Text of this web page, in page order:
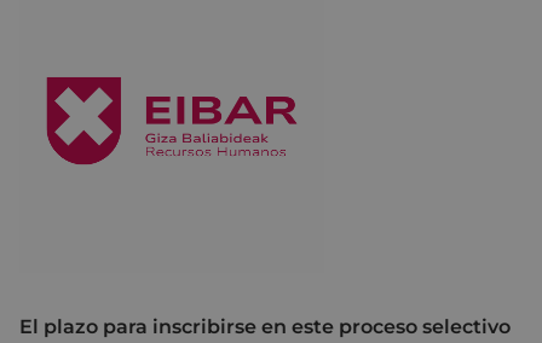
El plazo para inscribirse en este proceso selectivo